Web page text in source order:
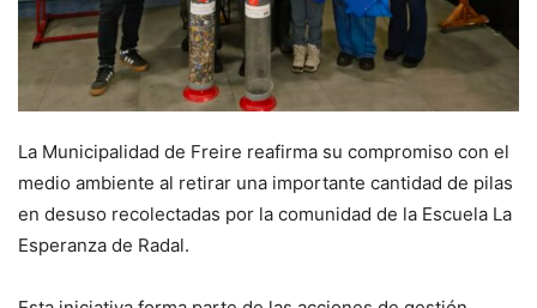
La Municipalidad de Freire reafirma su compromiso con el
medio ambiente al retirar una importante cantidad de pilas
en desuso recolectadas por la comunidad de la Escuela La
Esperanza de Radal.